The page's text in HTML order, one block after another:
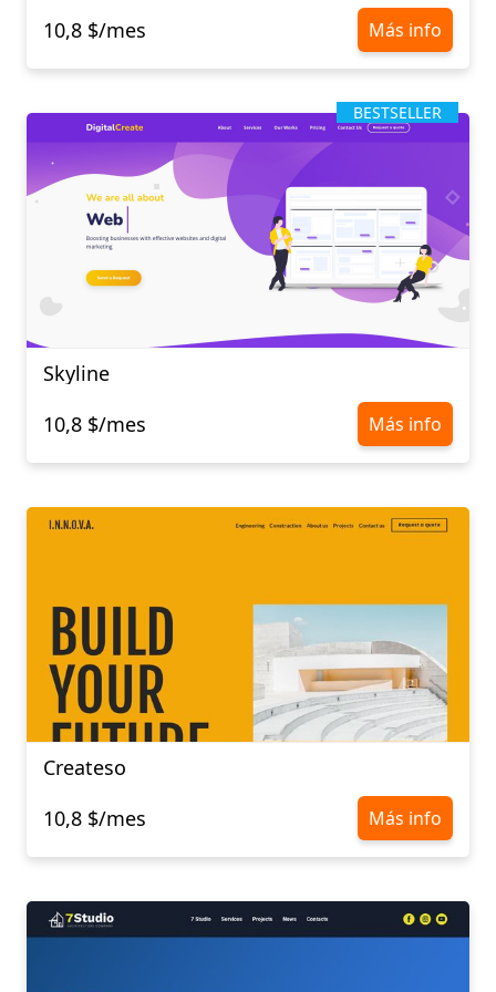
10,8 $/mes
Más info
BESTSELLER
Skyline
10,8 $/mes
Más info
Createso
10,8 $/mes
Más info